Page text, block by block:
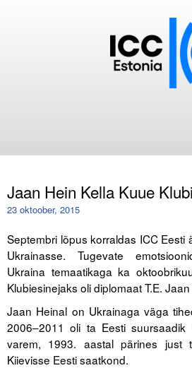
ICC Eesti liikmebaas
Astu ICC Eesti liikmeks!
Kalender
ICC Eesti
Tegevused
Jaan Hein Kella Kuue
23 oktoober, 2015
Septembri lõpus korraldas ICC Eesti
Ukrainasse. Tugevate
Ukraina temaatikaga ka
Klubiesinejaks oli diplomaat T.E.
Jaan Heinal on Ukrainaga väga
2006–2011 oli ta Eesti suursaadik
varem, 1993. aastal pärines just
Kiievisse Eesti saatkond.